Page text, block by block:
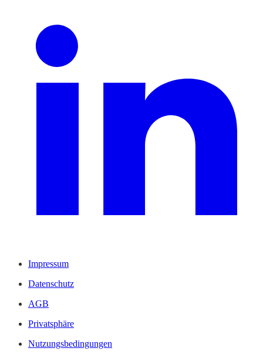
Impressum
Datenschutz
AGB
Privatsphäre
Nutzungsbedingungen